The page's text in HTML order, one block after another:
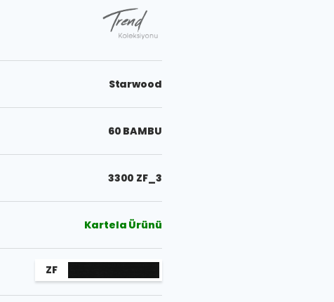
Starwood
60 BAMBU
3300 ZF_3
Kartela Ürünü
ZF